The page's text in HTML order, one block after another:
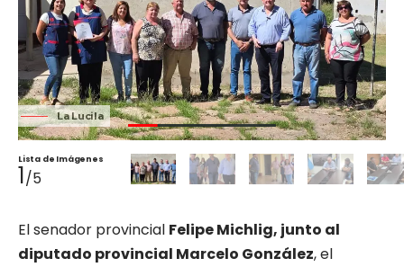
La Lucila
Lista de Imágenes
1/5
El senador provincial Felipe Michlig, junto al
diputado provincial Marcelo González, el